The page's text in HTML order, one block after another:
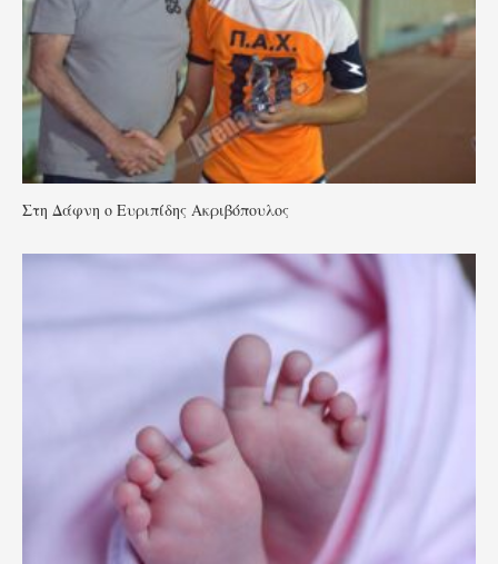
Στη Δάφνη ο Ευριπίδης Ακριβόπουλος